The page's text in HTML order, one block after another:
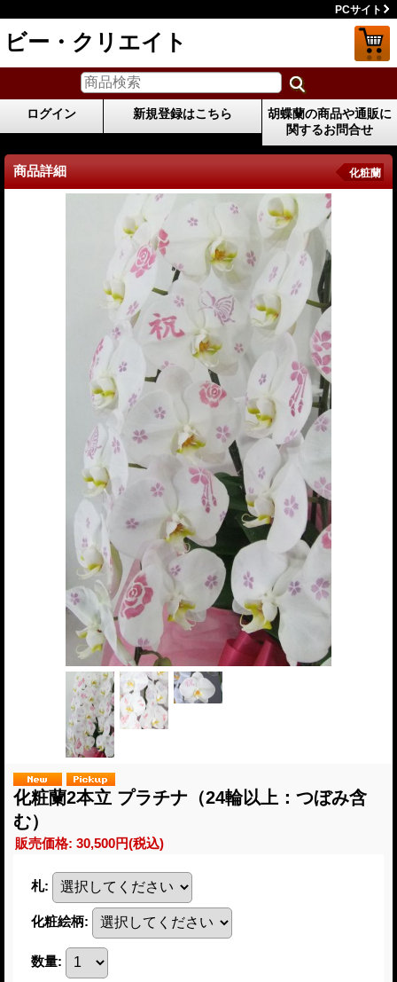
PCサイト
ビー・クリエイト
ログイン 新規登録はこちら
胡蝶蘭の商品や通販に
関するお問合せ
商品詳細 化粧蘭
化粧蘭2本立 プラチナ（24輪以上：つぼみ含
む）
販売価格: 30,500円(税込)
札:
化粧絵柄:
数量: